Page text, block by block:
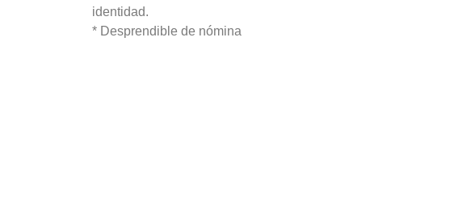
identidad.
* Desprendible de nómina